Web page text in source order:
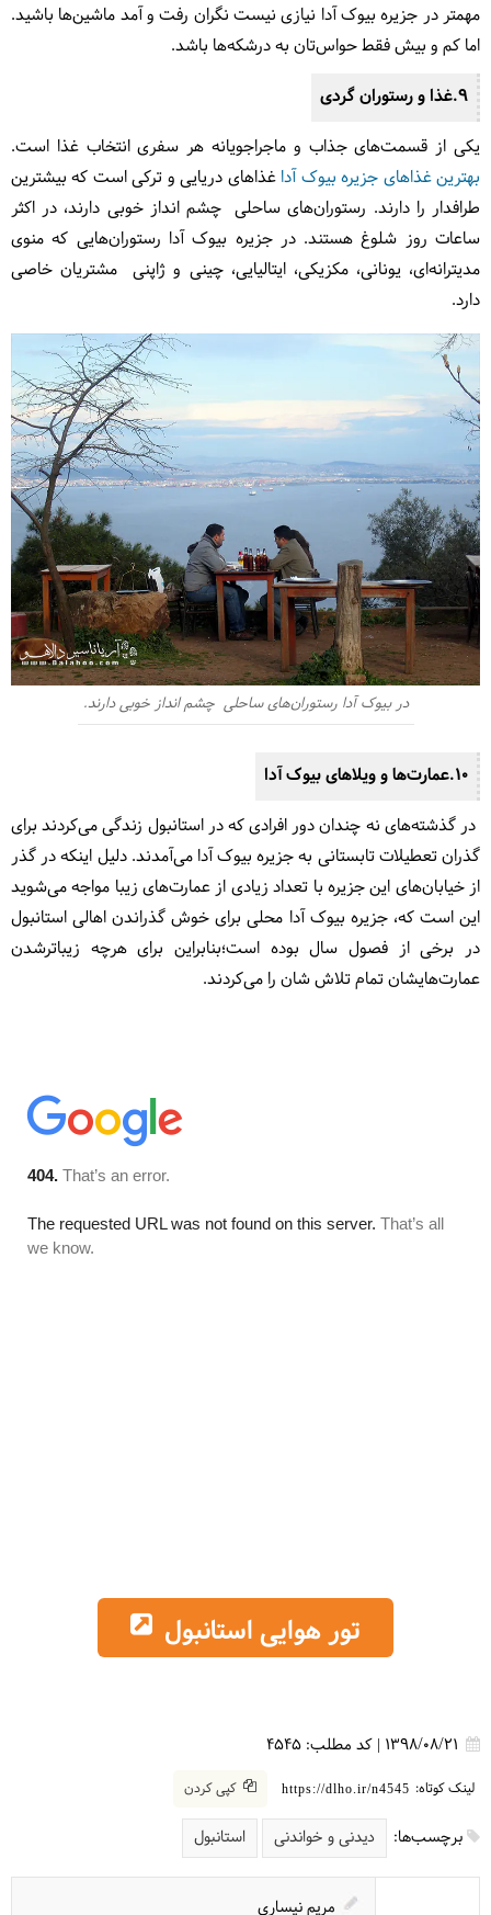
مهمتر در جزیره بیوک آدا نیازی نیست نگران رفت و آمد ماشین‌ها باشید.
اما کم و بیش فقط حواس‌تان به درشکه‌ها باشد.
9.غذا و رستوران گردی
یکی از قسمت‌های جذاب و ماجراجویانه هر سفری انتخاب غذا است.
بهترین غذاهای جزیره بیوک آدا غذاهای دریایی و ترکی است که بیشترین
طرافدار را دارند. رستوران‌های ساحلی چشم انداز خوبی دارند، در اکثر
ساعات روز شلوغ هستند. در جزیره بیوک آدا رستوران‌هایی که منوی
مدیترانه‌ای، یونانی، مکزیکی، ایتالیایی، چینی و ژاپنی مشتریان خاصی
دارد.
در بیوک آدا رستوران‌های ساحلی چشم انداز خوبی دارند.
10.عمارت‌ها و ویلاهای بیوک آدا
در گذشته‌های نه چندان دور افرادی که در استانبول زندگی می‌کردند برای
گذران تعطیلات تابستانی به جزیره بیوک آدا می‌آمدند. دلیل اینکه در گذر
از خیابان‌های این جزیره با تعداد زیادی از عمارت‌های زیبا مواجه می‌شوید
این است که، جزیره بیوک آدا محلی برای خوش گذراندن اهالی استانبول
در برخی از فصول سال بوده است؛بنابراین برای هرچه زیباترشدن
عمارت‌هایشان تمام تلاش شان را می‌کردند.
تور هوایی استانبول
1398/08/21
| کد مطلب: 4545
لینک کوتاه: https://dlho.ir/n4545 کپی کردن
برچسب‌ها: دیدنی و خواندنی استانبول
مریم نیساری